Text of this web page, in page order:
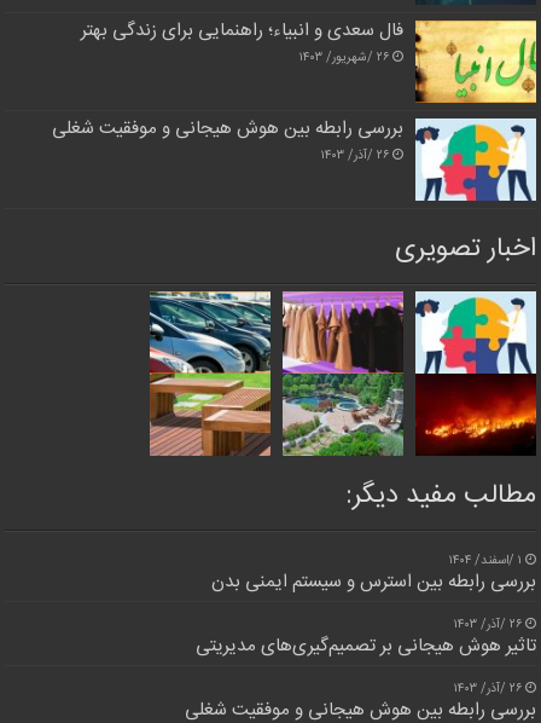
فال سعدی و انبیاء؛ راهنمایی برای زندگی بهتر
۲۶ /شهریور/ ۱۴۰۳
بررسی رابطه بین هوش هیجانی و موفقیت شغلی
۲۶ /آذر/ ۱۴۰۳
اخبار تصویری
مطالب مفید دیگر:
۱ /اسفند/ ۱۴۰۴
بررسی رابطه بین استرس و سیستم ایمنی بدن
۲۶ /آذر/ ۱۴۰۳
تاثیر هوش هیجانی بر تصمیم‌گیری‌های مدیریتی
۲۶ /آذر/ ۱۴۰۳
بررسی رابطه بین هوش هیجانی و موفقیت شغلی